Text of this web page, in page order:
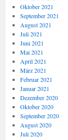
Oktober 2021
September 2021
August 2021
Juli 2021
Juni 2021
Mai 2021
April 2021
März 2021
Februar 2021
Januar 2021
Dezember 2020
Oktober 2020
September 2020
August 2020
Juli 2020